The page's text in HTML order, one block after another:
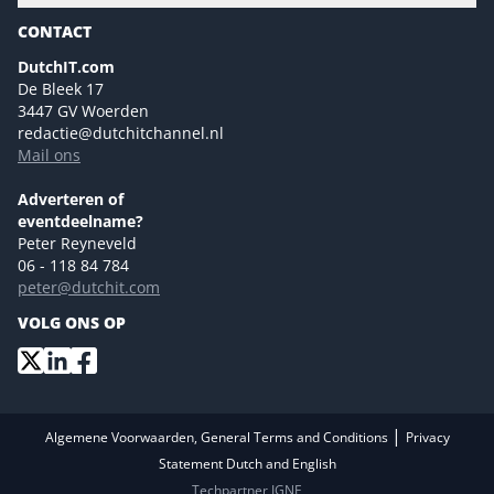
Magazines
Marketingmogelijkheden 2026
Eventmogelijkheden 2026
Advertising opportunities 2026 ENG
Event opportunities 2026 ENG
NL Digital
Versturen
CONTACT
DutchIT.com
De Bleek 17
3447 GV Woerden
redactie@dutchitchannel.nl
Mail ons
Adverteren of
eventdeelname?
Peter Reyneveld
06 - 118 84 784
peter@dutchit.com
VOLG ONS OP
Algemene Voorwaarden, General Terms and Conditions | Privacy
Statement Dutch and English
Techpartner IGNE